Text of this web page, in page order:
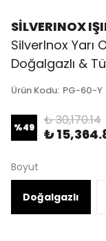
SİLVERINOX
SilverInox Yarı
Doğalgazlı &
Ürün Kodu: PG-60-Y
%49 ₺ 30,170.14
₺
Boyut
Doğalgazlı